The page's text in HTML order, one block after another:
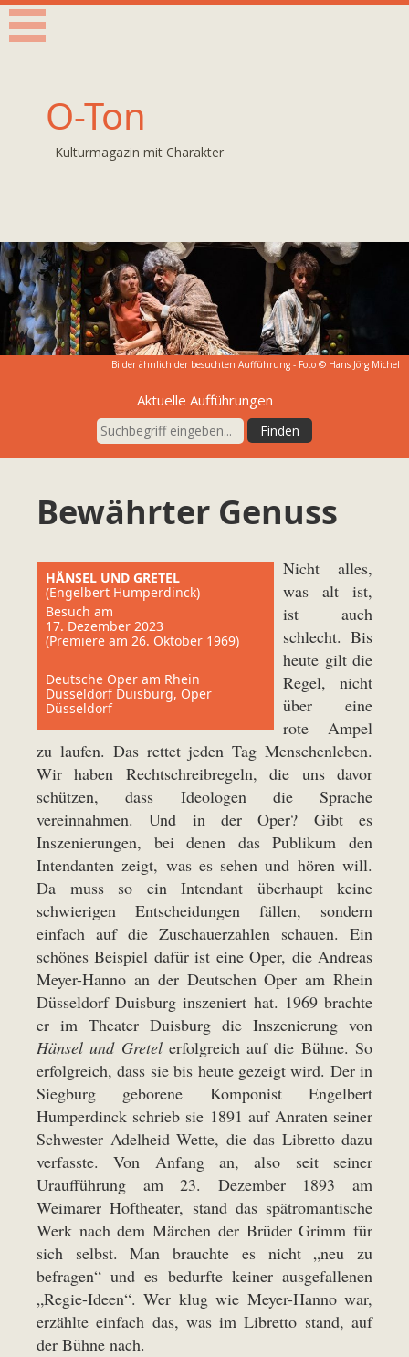
O-Ton
Kulturmagazin mit Charakter
Bilder ähnlich der besuchten Aufführung - Foto © Hans Jörg Michel
Aktuelle Aufführungen
Bewährter Genuss
HÄNSEL UND GRETEL
(Engelbert Humperdinck)
Besuch am
17. Dezember 2023
(Premiere am 26. Oktober 1969)
Deutsche Oper am Rhein
Düsseldorf Duisburg, Oper
Düsseldorf
Nicht alles,
was alt ist,
ist auch
schlecht. Bis
heute gilt die
Regel, nicht
über eine
rote Ampel
zu laufen. Das rettet jeden Tag Menschenleben.
Wir haben Rechtschreibregeln, die uns davor
schützen, dass Ideologen die Sprache
vereinnahmen. Und in der Oper? Gibt es
Inszenierungen, bei denen das Publikum den
Intendanten zeigt, was es sehen und hören will.
Da muss so ein Intendant überhaupt keine
schwierigen Entscheidungen fällen, sondern
einfach auf die Zuschauerzahlen schauen. Ein
schönes Beispiel dafür ist eine Oper, die Andreas
Meyer-Hanno an der Deutschen Oper am Rhein
Düsseldorf Duisburg inszeniert hat. 1969 brachte
er im Theater Duisburg die Inszenierung von
Hänsel und Gretelerfolgreich auf die Bühne. So
erfolgreich, dass sie bis heute gezeigt wird. Der in
Siegburg geborene Komponist Engelbert
Humperdinck schrieb sie 1891 auf Anraten seiner
Schwester Adelheid Wette, die das Libretto dazu
verfasste. Von Anfang an, also seit seiner
Uraufführung am 23. Dezember 1893 am
Weimarer Hoftheater, stand das spätromantische
Werk nach dem Märchen der Brüder Grimm für
sich selbst. Man brauchte es nicht „neu zu
befragen“ und es bedurfte keiner ausgefallenen
„Regie-Ideen“. Wer klug wie Meyer-Hanno war,
erzählte einfach das, was im Libretto stand, auf
der Bühne nach.